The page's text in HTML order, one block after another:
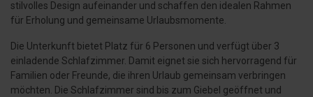
stilvolles Design aufeinander und schaffen den idealen Rahmen
für Erholung und gemeinsame Urlaubsmomente.
Die Unterkunft bietet Platz für 6 Personen und verfügt über 3
einladende Schlafzimmer. Damit eignet sie sich hervorragend für
Familien oder Freunde, die ihren Urlaub gemeinsam verbringen
möchten. Die Schlafzimmer sind bis zum Giebel geöffnet und